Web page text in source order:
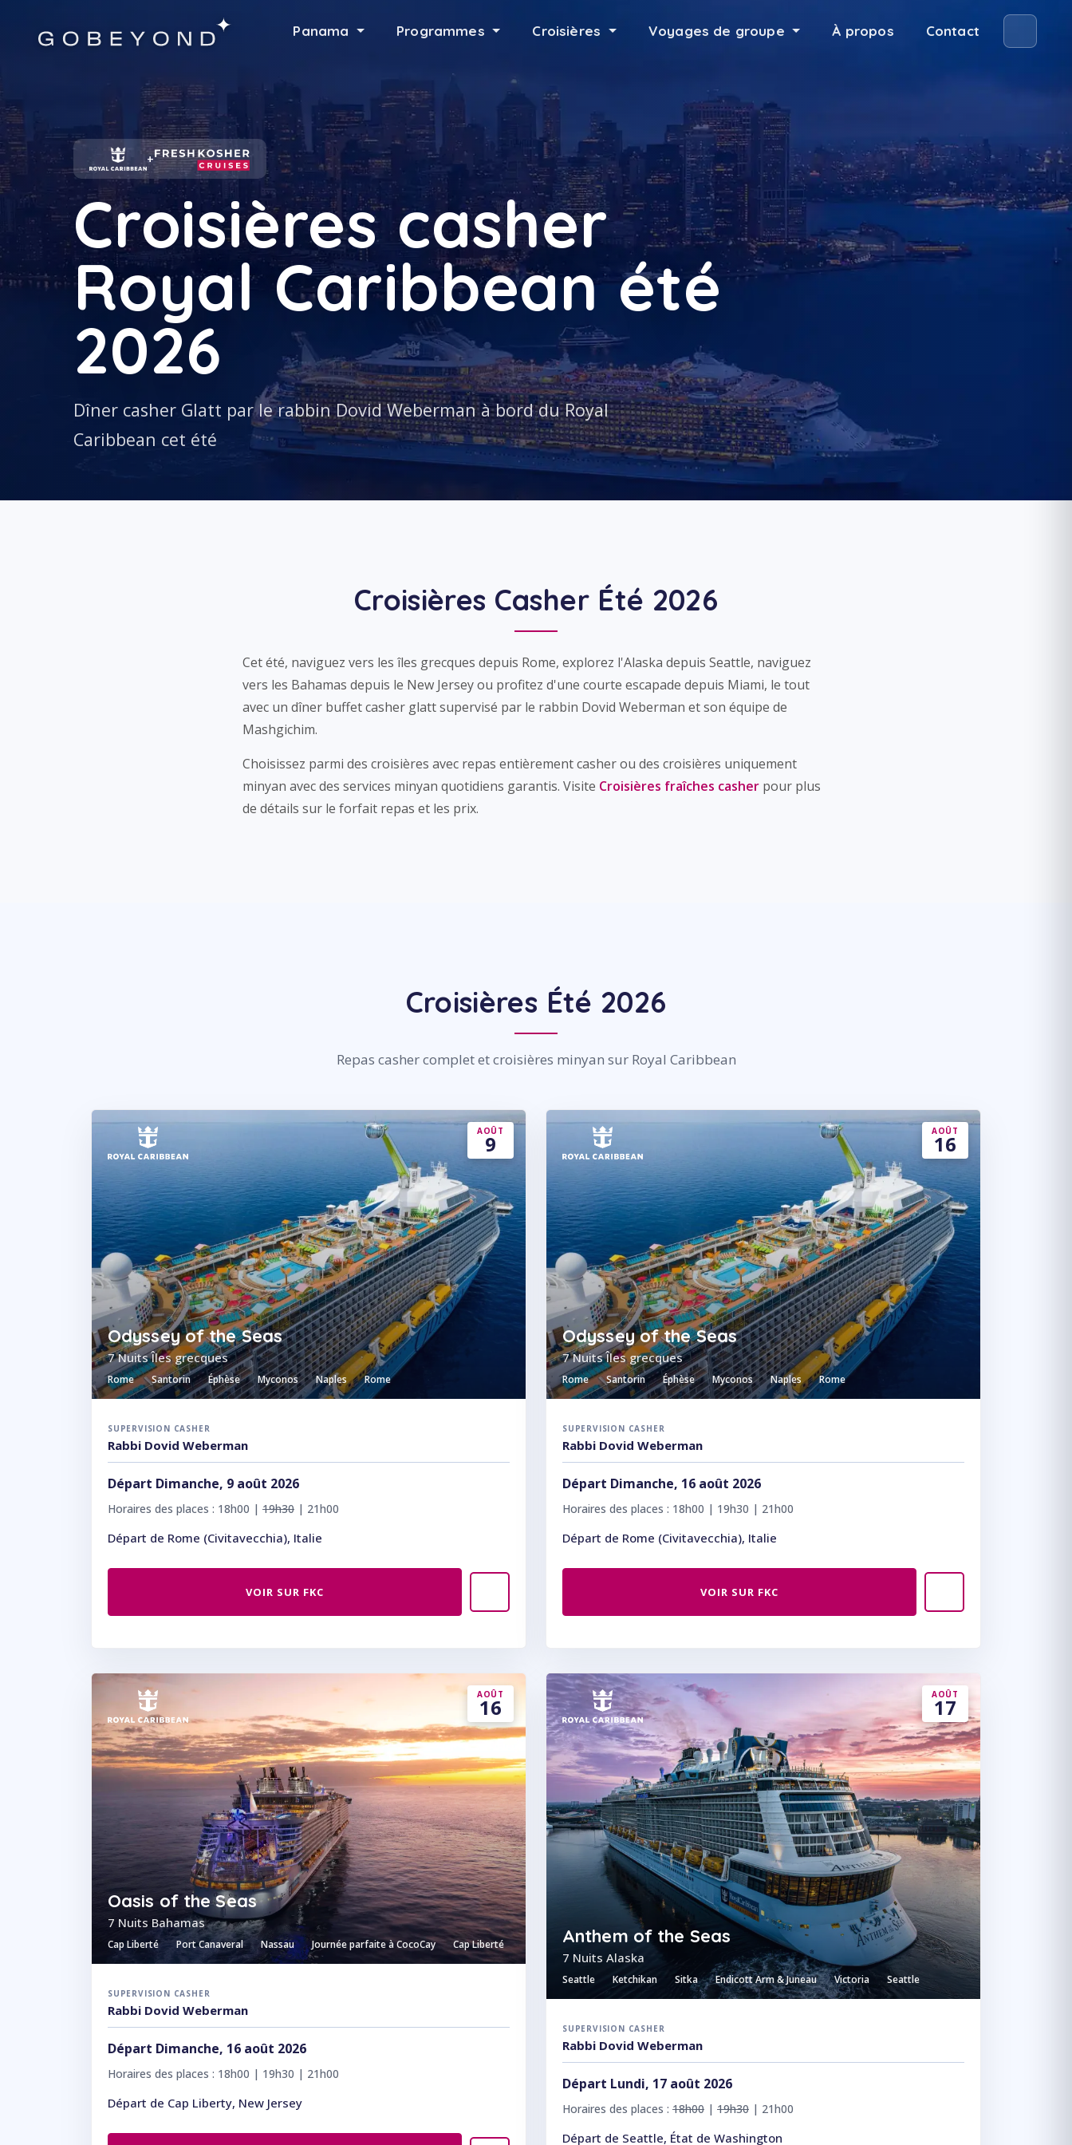
Panama Programmes Croisières Voyages de groupe À propos Contact
+
Croisières casher
Royal Caribbean été
2026
Dîner casher Glatt par le rabbin Dovid Weberman à bord du Royal
Caribbean cet été
Croisières Casher Été 2026
Cet été, naviguez vers les îles grecques depuis Rome, explorez l'Alaska depuis Seattle, naviguez
vers les Bahamas depuis le New Jersey ou profitez d'une courte escapade depuis Miami, le tout
avec un dîner buffet casher glatt supervisé par le rabbin Dovid Weberman et son équipe de
Mashgichim.
Choisissez parmi des croisières avec repas entièrement casher ou des croisières uniquement
minyan avec des services minyan quotidiens garantis. Visite Croisières fraîches casher pour plus
de détails sur le forfait repas et les prix.
Croisières Été 2026
Repas casher complet et croisières minyan sur Royal Caribbean
AOÛT
9
Odyssey of the Seas
7 Nuits Îles grecques
Rome Santorin Éphèse Myconos Naples Rome
SUPERVISION CASHER
Rabbi Dovid Weberman
Départ Dimanche, 9 août 2026
Horaires des places : 18h00 | 19h30 | 21h00
Départ de Rome (Civitavecchia), Italie
VOIR SUR FKC
AOÛT
16
Odyssey of the Seas
7 Nuits Îles grecques
Rome Santorin Éphèse Myconos Naples Rome
SUPERVISION CASHER
Rabbi Dovid Weberman
Départ Dimanche, 16 août 2026
Horaires des places : 18h00 | 19h30 | 21h00
Départ de Rome (Civitavecchia), Italie
VOIR SUR FKC
AOÛT
16
Oasis of the Seas
7 Nuits Bahamas
Cap Liberté Port Canaveral Nassau Journée parfaite à CocoCay Cap Liberté
SUPERVISION CASHER
Rabbi Dovid Weberman
Départ Dimanche, 16 août 2026
Horaires des places : 18h00 | 19h30 | 21h00
Départ de Cap Liberty, New Jersey
AOÛT
17
Anthem of the Seas
7 Nuits Alaska
Seattle Ketchikan Sitka Endicott Arm & Juneau Victoria Seattle
SUPERVISION CASHER
Rabbi Dovid Weberman
Départ Lundi, 17 août 2026
Horaires des places : 18h00 | 19h30 | 21h00
Départ de Seattle, État de Washington